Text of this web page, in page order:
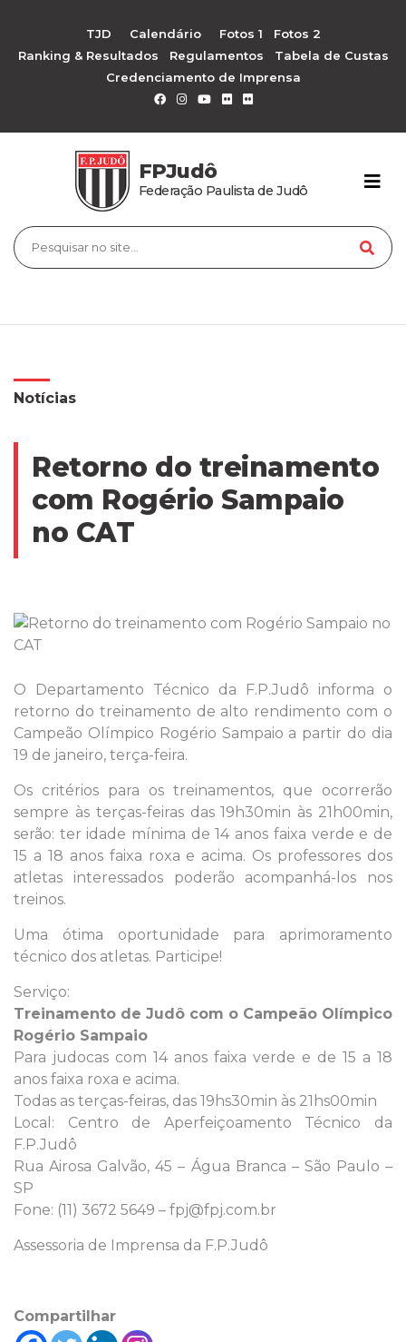
TJD Calendário Fotos 1
Fotos 2
Ranking & Resultados
Regulamentos
Tabela de Custas
Credenciamento de Imprensa
FPJudô
Federação Paulista de Judô
Notícias
Retorno do treinamento
com Rogério Sampaio
no CAT
O Departamento Técnico da F.P.Judô informa o
retorno do treinamento de alto rendimento com o
Campeão Olímpico Rogério Sampaio a partir do dia
19 de janeiro, terça-feira.
Os critérios para os treinamentos, que ocorrerão
sempre às terças-feiras das 19h30min às 21h00min,
serão: ter idade mínima de 14 anos faixa verde e de
15 a 18 anos faixa roxa e acima. Os professores dos
atletas interessados poderão acompanhá-los nos
treinos.
Uma ótima oportunidade para aprimoramento
técnico dos atletas. Participe!
Serviço:
Treinamento de Judô com o Campeão Olímpico
Rogério Sampaio
Para judocas com 14 anos faixa verde e de 15 a 18
anos faixa roxa e acima.
Todas as terças-feiras, das 19hs30min às 21hs00min
Local: Centro de Aperfeiçoamento Técnico da
F.P.Judô
Rua Airosa Galvão, 45 – Água Branca – São Paulo –
SP
Fone: (11) 3672 5649 – fpj@fpj.com.br
Assessoria de Imprensa da F.P.Judô
Compartilhar